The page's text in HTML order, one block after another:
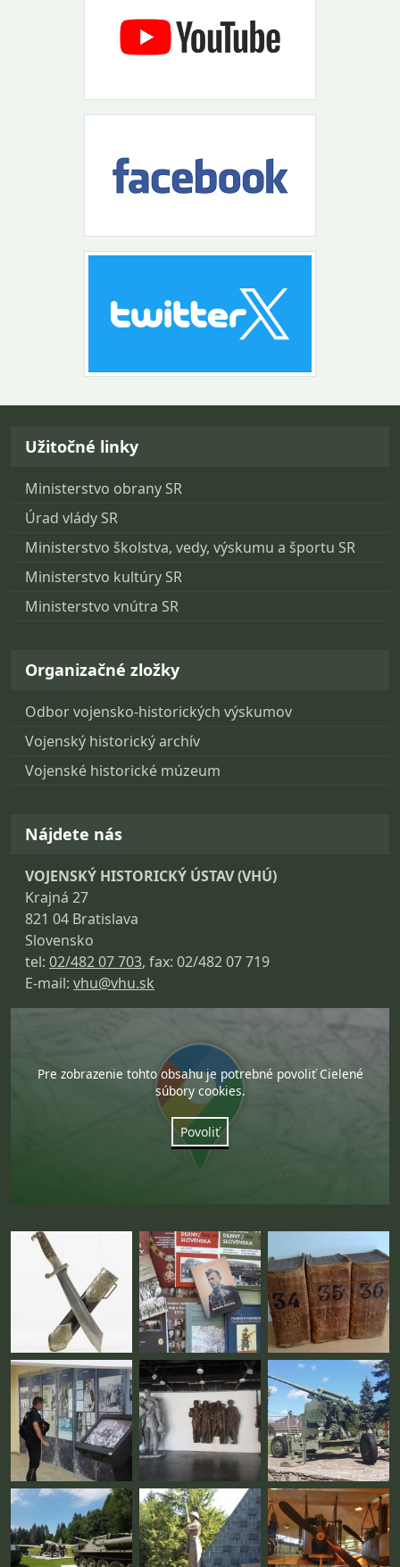
Návrat na začiatok stránky
Užitočné linky
Ministerstvo obrany SR
Úrad vlády SR
Ministerstvo školstva, vedy, výskumu a športu SR
Ministerstvo kultúry SR
Ministerstvo vnútra SR
Organizačné zložky
Odbor vojensko-historických výskumov
Vojenský historický archív
Vojenské historické múzeum
Nájdete nás
VOJENSKÝ HISTORICKÝ ÚSTAV (VHÚ)
Krajná 27
821 04 Bratislava
Slovensko
tel: 02/482 07 703, fax: 02/482 07 719
E-mail: vhu@vhu.sk
Pre zobrazenie tohto obsahu je potrebné povoliť Cielené
súbory cookies.
Povoliť
Fotogaléria